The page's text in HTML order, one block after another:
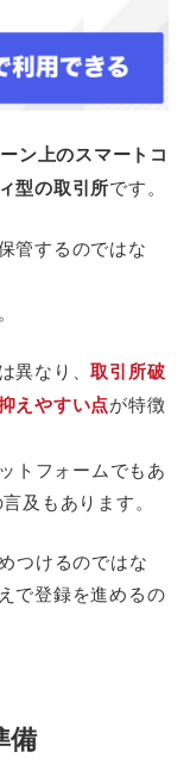
・デメリット
ている人の声
か？
？
新たな取引所を
ン上のスマートコ
型の取引所です。
管するのではな
異なり、取引所破
えやすい点が特徴
トフォームでもあ
及もあります。
つけるのではな
で登録を進めるの
備